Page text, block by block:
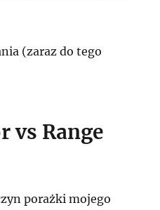
(zaraz do tego
vs Range
porażki mojego